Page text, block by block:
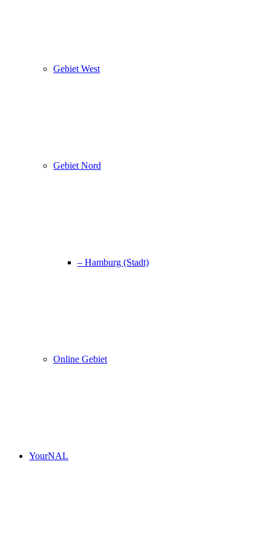
Gebiet West
Gebiet Nord
– Hamburg (Stadt)
Online Gebiet
YourNAL